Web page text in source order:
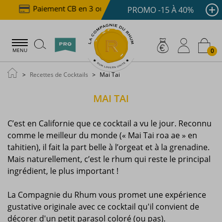
Paiement CB en 3 ou 4x dès 100 € Livraison
PROMO -15 À 40%
MENU 0
Recettes de Cocktails Mai Tai
MAI TAI
C’est en Californie que ce cocktail a vu le jour. Reconnu
comme le meilleur du monde (« Mai Tai roa ae » en
tahitien), il fait la part belle à l’orgeat et à la grenadine.
Mais naturellement, c’est le rhum qui reste le principal
ingrédient, le plus important !
La Compagnie du Rhum vous promet une expérience
gustative originale avec ce cocktail qu'il convient de
décorer d'un petit parasol coloré (ou pas).